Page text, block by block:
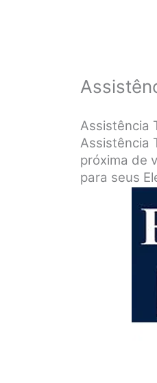
Assistência
Assistência
próxima de
para seus